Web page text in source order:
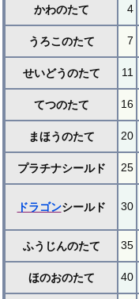
かわのたて 4
うろこのたて 7
せいどうのたて 11
てつのたて 16
まほうのたて 20
プラチナシールド 25
ドラゴンシールド 30
ふうじんのたて 35
ほのおのたて 40